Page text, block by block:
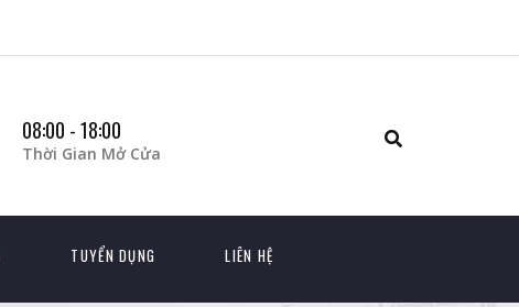
08:00 - 18:00
Thời Gian Mở Cửa
TUYỂN DỤNG LIÊN HỆ